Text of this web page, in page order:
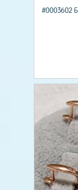
#0003602